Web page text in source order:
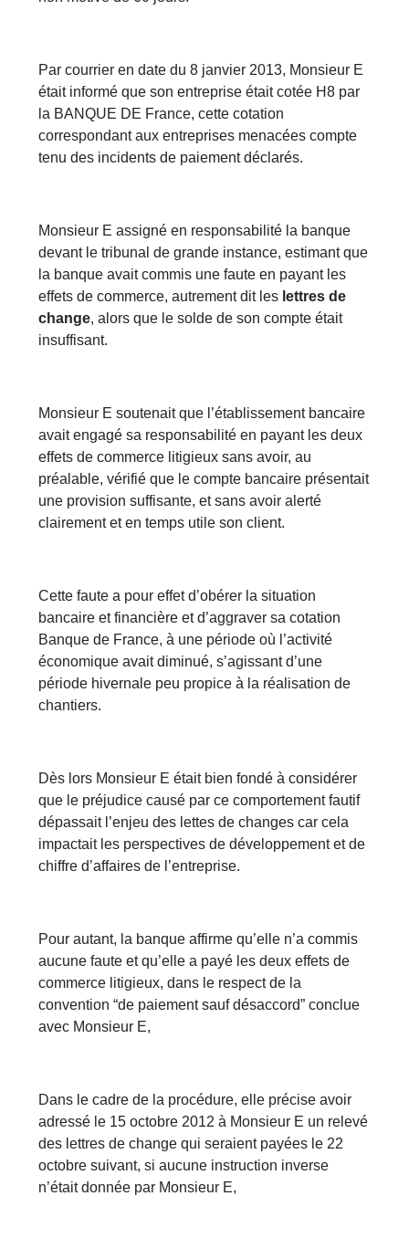
Par courrier en date du 8 janvier 2013, Monsieur E
était informé que son entreprise était cotée H8 par
la BANQUE DE France, cette cotation
correspondant aux entreprises menacées compte
tenu des incidents de paiement déclarés.
Monsieur E assigné en responsabilité la banque
devant le tribunal de grande instance, estimant que
la banque avait commis une faute en payant les
effets de commerce, autrement dit les lettres de
change, alors que le solde de son compte était
insuffisant.
Monsieur E soutenait que l’établissement bancaire
avait engagé sa responsabilité en payant les deux
effets de commerce litigieux sans avoir, au
préalable, vérifié que le compte bancaire présentait
une provision suffisante, et sans avoir alerté
clairement et en temps utile son client.
Cette faute a pour effet d’obérer la situation
bancaire et financière et d’aggraver sa cotation
Banque de France, à une période où l’activité
économique avait diminué, s’agissant d’une
période hivernale peu propice à la réalisation de
chantiers.
Dès lors Monsieur E était bien fondé à considérer
que le préjudice causé par ce comportement fautif
dépassait l’enjeu des lettes de changes car cela
impactait les perspectives de développement et de
chiffre d’affaires de l’entreprise.
Pour autant, la banque affirme qu’elle n’a commis
aucune faute et qu’elle a payé les deux effets de
commerce litigieux, dans le respect de la
convention “de paiement sauf désaccord” conclue
avec Monsieur E,
Dans le cadre de la procédure, elle précise avoir
adressé le 15 octobre 2012 à Monsieur E un relevé
des lettres de change qui seraient payées le 22
octobre suivant, si aucune instruction inverse
n’était donnée par Monsieur E,